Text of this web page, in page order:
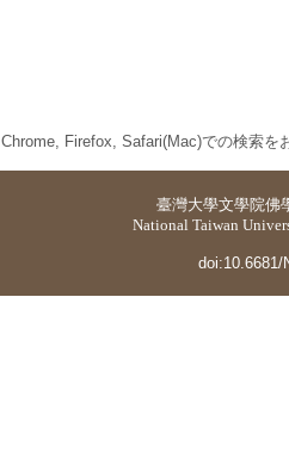
Chrome, Firefox, Safari(Mac)での検索を
臺灣大學文學院佛
National Taiwan
doi:10.6681/